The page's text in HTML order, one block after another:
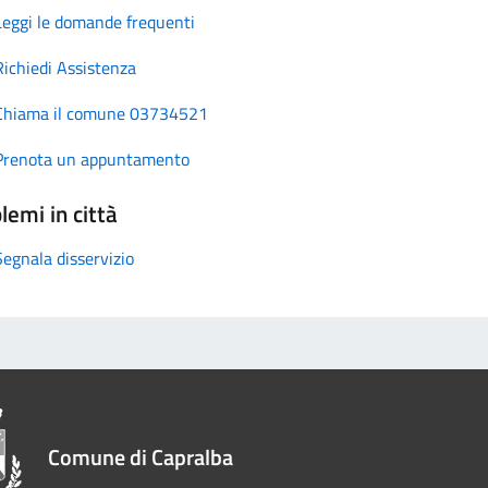
le domande frequenti
Assistenza
il comune 03734521
un appuntamento
in città
disservizio
Comune di Capralba